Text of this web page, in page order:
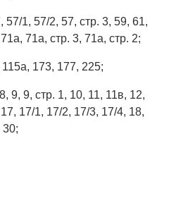
1, 57/2, 57, стр. 3, 59, 61,
71а, стр. 3, 71а, стр. 2;
173, 177, 225;
9, 9, стр. 1, 10, 11, 11в, 12,
17/1, 17/2, 17/3, 17/4, 18,
30;